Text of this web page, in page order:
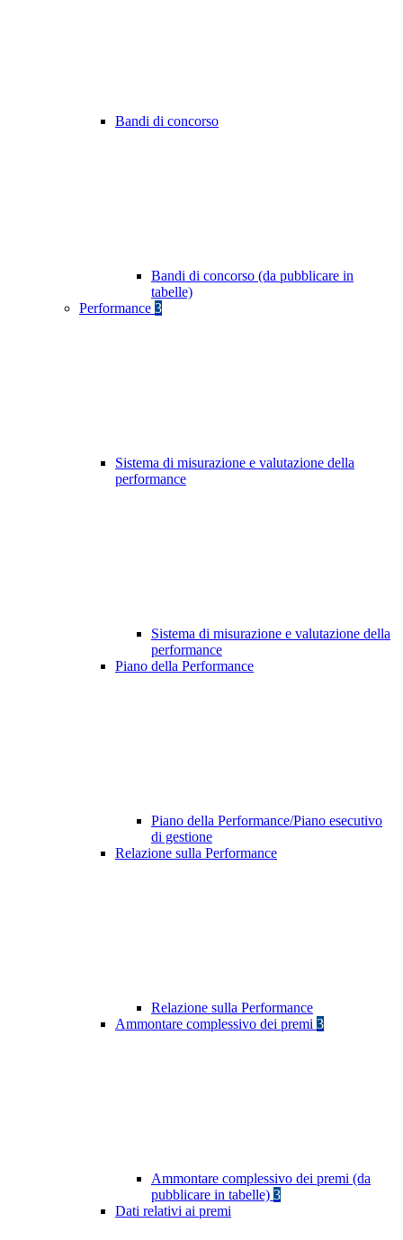
Bandi di concorso
Bandi di concorso (da pubblicare in
tabelle)
Performance 3
Sistema di misurazione e valutazione della
performance
Sistema di misurazione e valutazione della
performance
Piano della Performance
Piano della Performance/Piano esecutivo
di gestione
Relazione sulla Performance
Relazione sulla Performance
Ammontare complessivo dei premi 3
Ammontare complessivo dei premi (da
pubblicare in tabelle) 3
Dati relativi ai premi